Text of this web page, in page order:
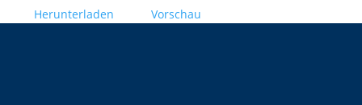
Herunterladen Vorschau